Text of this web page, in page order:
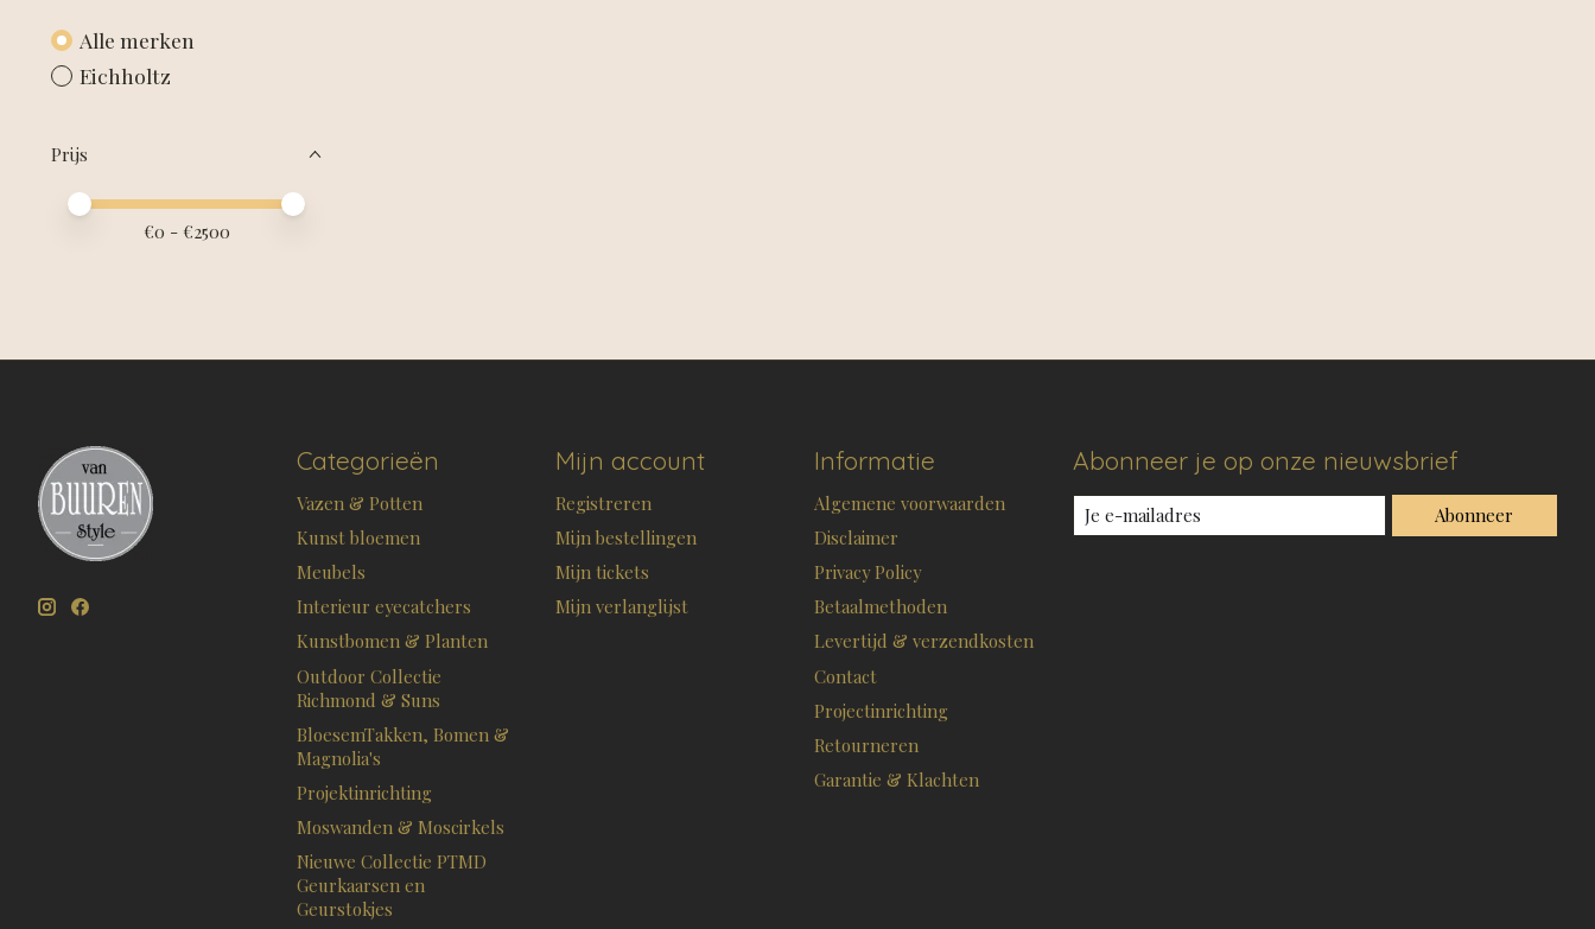
Alle merken
Eichholtz
Prijs
Minimale prijswaarde
Price maximum value
€0 - €2500
Categorieën
Vazen & Potten
Kunst bloemen
Meubels
Interieur eyecatchers
Kunstbomen & Planten
Outdoor Collectie
Richmond & Suns
BloesemTakken, Bomen &
Magnolia's
Projektinrichting
Moswanden & Moscirkels
Nieuwe Collectie PTMD
Geurkaarsen en
Geurstokjes
Mijn account
Registreren
Mijn bestellingen
Mijn tickets
Mijn verlanglijst
Informatie
Algemene voorwaarden
Disclaimer
Privacy Policy
Betaalmethoden
Levertijd & verzendkosten
Contact
Projectinrichting
Retourneren
Garantie & Klachten
Abonneer je op onze nieuwsbrief
Abonneer